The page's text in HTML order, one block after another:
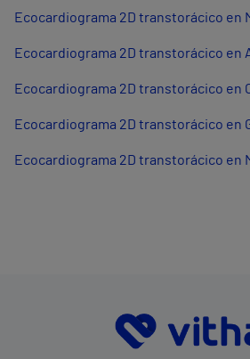
Ecocardiograma 2D transtorácico en
Ecocardiograma 2D transtorácico en
Ecocardiograma 2D transtorácico en
Ecocardiograma 2D transtorácico en
Ecocardiograma 2D transtorácico en